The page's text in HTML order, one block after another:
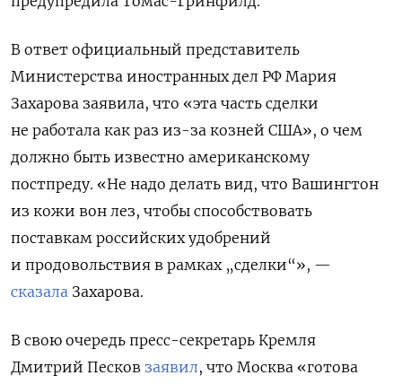
В ответ официальный представитель
Министерства иностранных дел РФ Мария
Захарова заявила, что «эта часть сделки
не работала как раз из-за козней США», о чем
должно быть известно американскому
постпреду. «Не надо делать вид, что Вашингтон
из кожи вон лез, чтобы способствовать
поставкам российских удобрений
и продовольствия в рамках „сделки“», —
сказала Захарова.
В свою очередь пресс-секретарь Кремля
Дмитрий Песков заявил, что Москва «готова